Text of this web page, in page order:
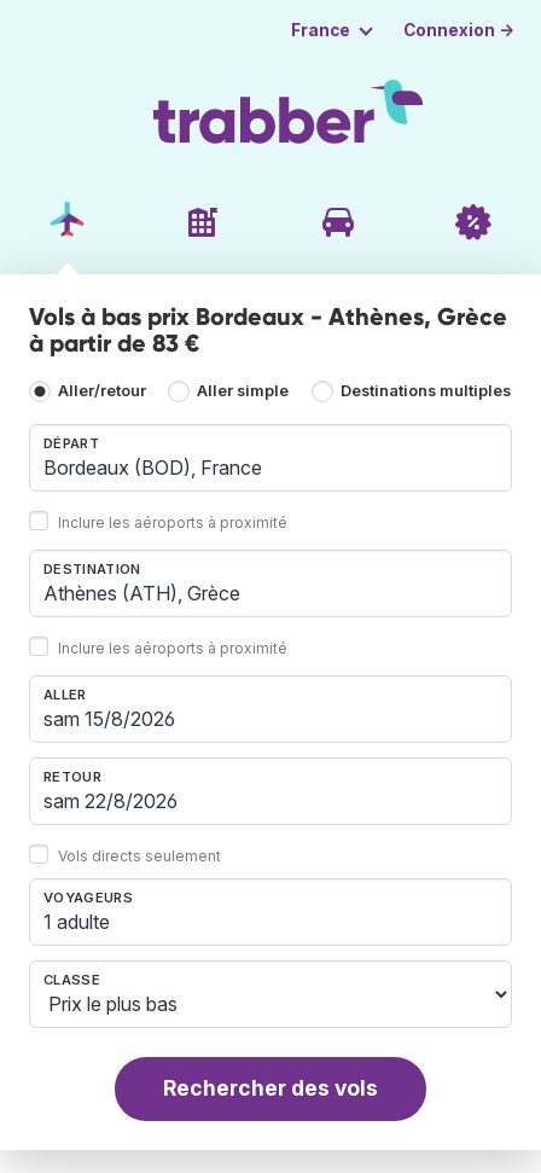
France Connexion →
Vols à bas prix Bordeaux - Athènes, Grèce
à partir de 83 €
Aller/retour Aller simple Destinations multiples
DÉPART
Inclure les aéroports à proximité
DESTINATION
Inclure les aéroports à proximité
ALLER
RETOUR
Vols directs seulement
VOYAGEURS
1 adulte
CLASSE
Rechercher des vols